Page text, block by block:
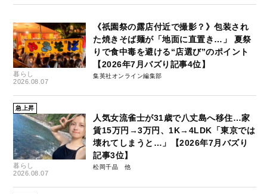
暮らし
2026.08.07
《祇園祭の露店付近で撮影？》包装され
た焼きそば麺が「地面に直置き…」 夏祭
りで食中毒を避ける“店選び”のポイント
【2026年7月バズり記事4位】
集英社オンライン編集部
急上昇
暮らし
2026.08.07
人気女流雀士が31歳で八丈島へ移住…家
賃15万円→3万円、1K→4LDK「東京では
壊れてしまうと…」【2026年7月バズり
記事3位】
松岡千晶